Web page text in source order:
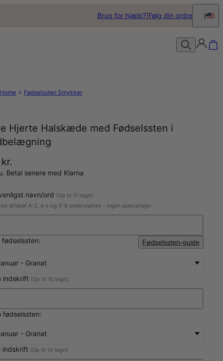
Brug for hjælp? Følg din ordre
Home Fødselssten Smykker
Hjerte Halskæde med Fødselssten i
Betal senere med Klarna
navn/ord (Op til 11 tegn):
alfabet A-Z, a-z og 0-9 understøttes - ingen specialtegn
fødselssten: Fødselssten-guide
- Granat
indskrift (Op til 10 tegn):
fødselssten:
- Granat
indskrift (Op til 10 tegn):